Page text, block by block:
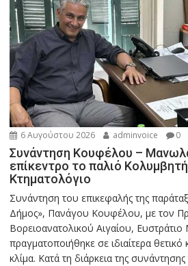
6 Αυγούστου 2026 adminvoice 0
Συνάντηση Κουφέλου –
επίκεντρο το παλιό
Κτηματολόγιο
Συνάντηση του επικεφαλής της
Δήμος», Πανάγου Κουφέλου, με τον
Βορειοανατολικού Αιγαίου,
πραγματοποιήθηκε σε ιδιαίτερα θετικό
κλίμα. Κατά τη διάρκεια της